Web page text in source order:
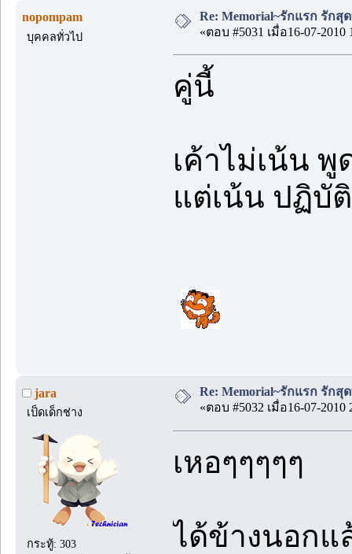
nopompam
บุคคลทั่วไป
Re: Memorial~รักแรก รักสุ
«ตอบ #5031 เมื่อ16-07-2010
คู่นี้
เค้าไม่เน้น พู
แต่เน้น ปฏิบั
jara
เป็ดเด็กช่าง
กระทู้: 303
Re: Memorial~รักแรก รักสุ
«ตอบ #5032 เมื่อ16-07-2010
เหอๆๆๆๆๆ
ได้ข้างนอกแ